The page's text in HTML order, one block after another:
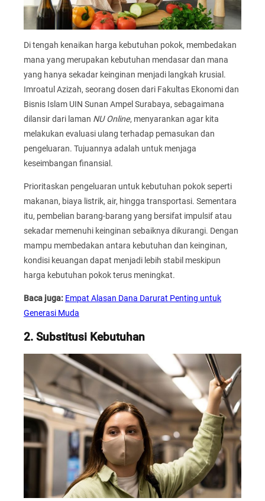
Di tengah kenaikan harga kebutuhan pokok, membedakan
mana yang merupakan kebutuhan mendasar dan mana
yang hanya sekadar keinginan menjadi langkah krusial.
Imroatul Azizah, seorang dosen dari Fakultas Ekonomi dan
Bisnis Islam UIN Sunan Ampel Surabaya, sebagaimana
dilansir dari laman NU Online, menyarankan agar kita
melakukan evaluasi ulang terhadap pemasukan dan
pengeluaran. Tujuannya adalah untuk menjaga
keseimbangan finansial.
Prioritaskan pengeluaran untuk kebutuhan pokok seperti
makanan, biaya listrik, air, hingga transportasi. Sementara
itu, pembelian barang-barang yang bersifat impulsif atau
sekadar memenuhi keinginan sebaiknya dikurangi. Dengan
mampu membedakan antara kebutuhan dan keinginan,
kondisi keuangan dapat menjadi lebih stabil meskipun
harga kebutuhan pokok terus meningkat.
Baca juga: Empat Alasan Dana Darurat Penting untuk
Generasi Muda
2. Substitusi Kebutuhan